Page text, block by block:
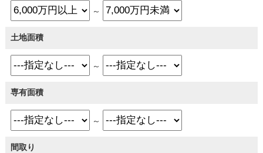
～
土地面積
～
専有面積
～
間取り